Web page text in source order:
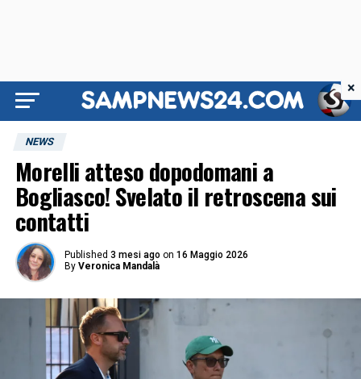
NEWS
Morelli atteso dopodomani a
Bogliasco! Svelato il retroscena sui
contatti
Published 3 mesi ago on 16 Maggio 2026
By Veronica Mandalà
×